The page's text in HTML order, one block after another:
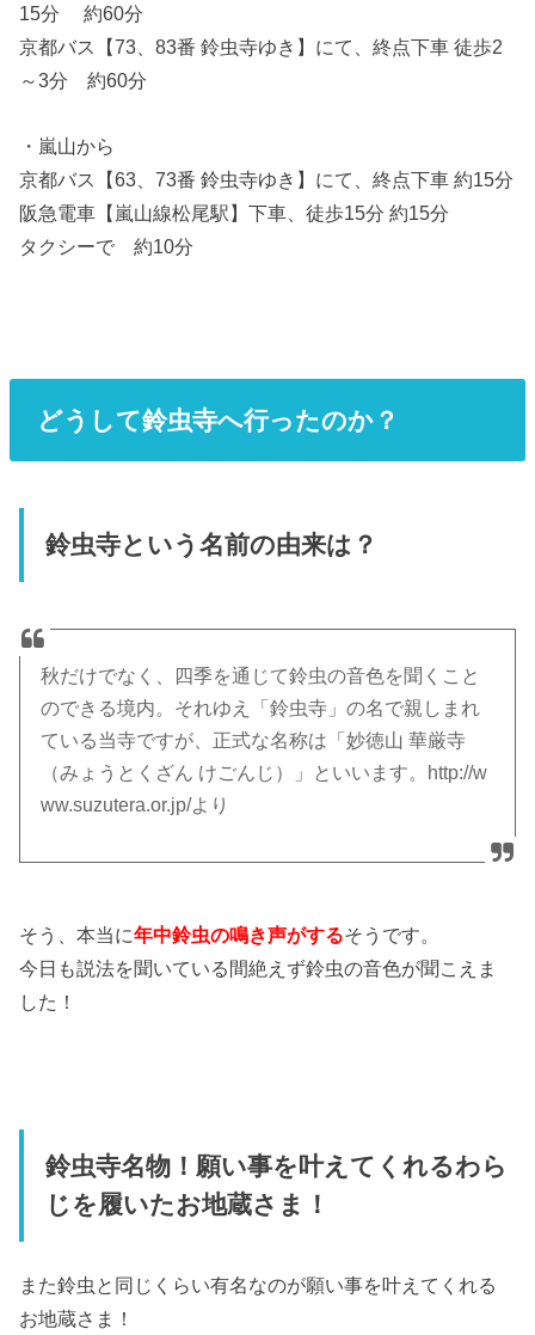
15分 約60分
京都バス【73、83番 鈴虫寺ゆき】にて、終点下車 徒歩2
～3分 約60分
・嵐山から
京都バス【63、73番 鈴虫寺ゆき】にて、終点下車 約15分
阪急電車【嵐山線松尾駅】下車、徒歩15分 約15分
タクシーで 約10分
どうして鈴虫寺へ行ったのか？
鈴虫寺という名前の由来は？
秋だけでなく、四季を通じて鈴虫の音色を聞くこと
のできる境内。それゆえ「鈴虫寺」の名で親しまれ
ている当寺ですが、正式な名称は「妙徳山 華厳寺
（みょうとくざん けごんじ）」といいます。http://w
ww.suzutera.or.jp/より
そう、本当に年中鈴虫の鳴き声がするそうです。
今日も説法を聞いている間絶えず鈴虫の音色が聞こえま
した！
鈴虫寺名物！願い事を叶えてくれるわら
じを履いたお地蔵さま！
また鈴虫と同じくらい有名なのが願い事を叶えてくれる
お地蔵さま！